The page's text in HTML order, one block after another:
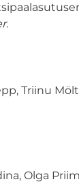
.
Triinu
Olga